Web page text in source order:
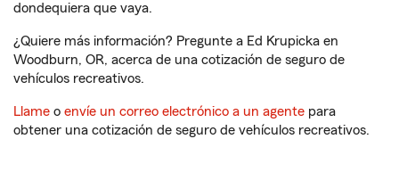
dondequiera que vaya.
¿Quiere más información? Pregunte a Ed Krupicka en
Woodburn, OR, acerca de una cotización de seguro de
vehículos recreativos.
Llame o envíe un correo electrónico a un agente para
obtener una cotización de seguro de vehículos recreativos.